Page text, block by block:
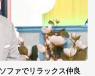
ファでリラックス仲良